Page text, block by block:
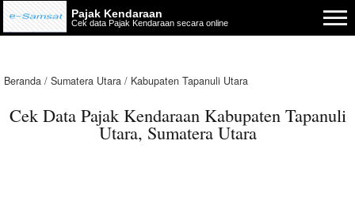
Pajak Kendaraan
Cek data Pajak Kendaraan secara online
Beranda Sumatera Utara Kabupaten Tapanuli Utara
Cek Data Pajak Kendaraan Kabupaten Tapanuli
Utara, Sumatera Utara